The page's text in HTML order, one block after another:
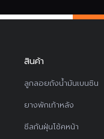
สินค้า
ลูกลอยถังน้ำมันเบนซิน
ยางพักเท้าหลัง
ซีลกันฝุ่นโช้คหน้า